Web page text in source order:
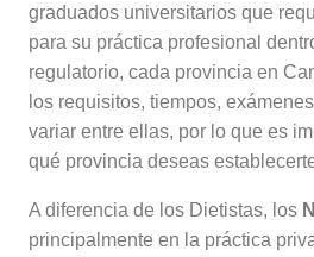
graduados universitarios que
para su práctica profesional
regulatorio, cada provincia en
los requisitos, tiempos,
variar entre ellas, por lo que es
qué provincia deseas
A diferencia de los Dietistas, los
principalmente en la práctica